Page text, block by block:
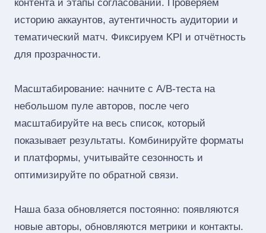
контента и этапы согласований. Проверяем
историю аккаунтов, аутентичность аудитории и
тематический матч. Фиксируем KPI и отчётность
для прозрачности.
Масштабирование: начните с A/B‑теста на
небольшом пуле авторов, после чего
масштабируйте на весь список, который
показывает результаты. Комбинируйте форматы
и платформы, учитывайте сезонность и
оптимизируйте по обратной связи.
Наша база обновляется постоянно: появляются
новые авторы, обновляются метрики и контакты.